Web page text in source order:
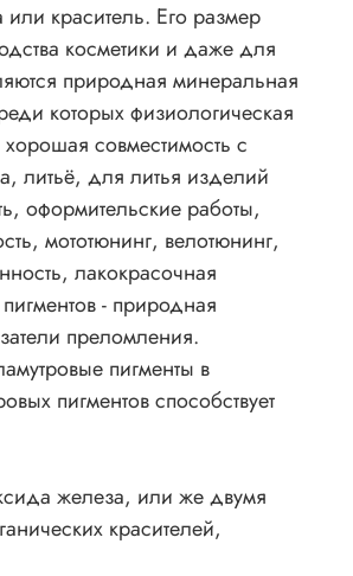
краситель. Его размер
косметики и даже для
природная минеральная
которых физиологическая
совместимость с
литьё, для литья изделий
оформительские работы,
мототюнинг, велотюнинг,
лакокрасочная
- природная
преломления.
пигменты в
пигментов способствует
железа, или же двумя
красителей,